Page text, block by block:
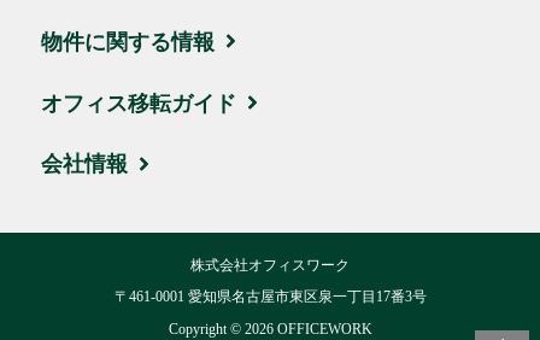
エリア・住所から探す
駅名・沿線から探す
地図から探す
ハイグレード物件
物件に関する情報
ブログ
取引実績・お客様の声
オフィス移転ガイド
お引越しの流れ
移転費用について
会社情報
株式会社オフィスワーク
〒461-0001 愛知県名古屋市東区泉一丁目17番3号
Copyright © 2026OFFICEWORK